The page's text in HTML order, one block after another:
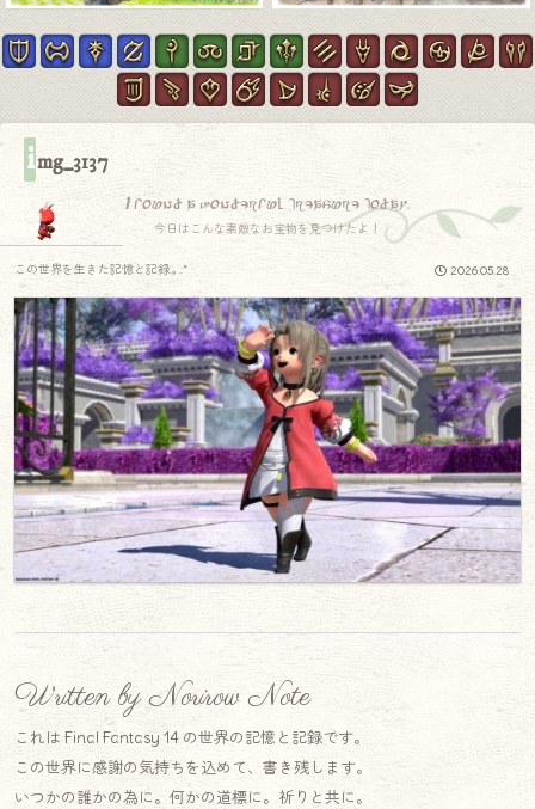
img_3137
I found a wonderful treasure today.
今日はこんな素敵なお宝物を見つけたよ！
2026.05.28
この世界を生きた記憶と記録.｡.:*
Written by Norirow Note
これは Final Fantasy 14 の世界の記憶と記録です。
この世界に感謝の気持ちを込めて、書き残します。
いつかの誰かの為に。何かの道標に。祈りと共に。